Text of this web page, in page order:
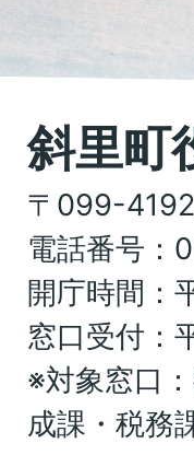
た
地
図。
北
海
道
オ
ホ
ー
斜里町
〒099-
電話番号
開庁時間：
窓口受付：
※対象窓口
成課・税務